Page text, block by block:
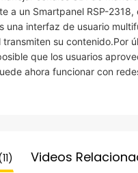
a un Smartpanel RSP-
una interfaz de usuario
su contenido.Por
que los usuarios
ahora funcionar con
Videos